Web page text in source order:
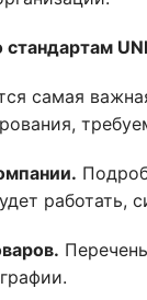
самая
работать,